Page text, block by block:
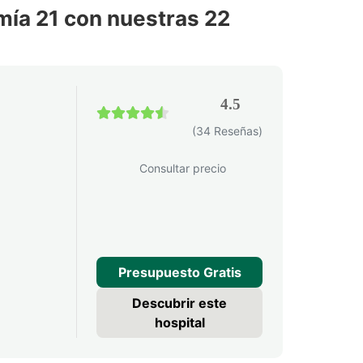
el riesgo fetal mediante otros marcadores
21 con nuestras 22
4.5 / 5
4.5
(34 Reseñas)
Consultar precio
Presupuesto Gratis
Descubrir este
hospital